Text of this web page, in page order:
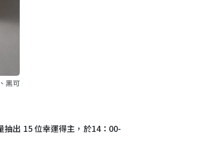
黑可
出 15 位幸運得主，於14：00-